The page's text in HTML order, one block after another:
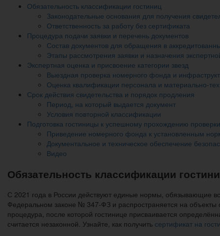
Обязательность классификации гостиниц
Законодательные основания для получения
Ответственность за работу без сертификата
Процедура подачи заявки и перечень документов
Состав документов для обращения в
Этапы рассмотрения заявки и назначения
Экспертная оценка и присвоение категории звезд
Выездная проверка номерного фонда и
Оценка квалификации персонала и материально-
Срок действия свидетельства и порядок продления
Период, на который выдается документ
Условия повторной классификации
Подготовка гостиницы к успешному прохождению проверки
Приведение номерного фонда к установленным
Документальное и техническое обеспечение
Видео
Обязательность классификации
С 2021 года в России действуют единые нормы, обязывающие
Федеральном законе № 347-ФЗ и распространяется на
процедура, после которой гостинице присваивается
считается незаконной. Узнайте, как получить сертификат на